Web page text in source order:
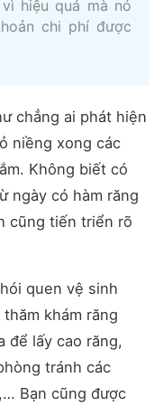
hiệu quả mà nó
chi phí được
chẳng ai phát hiện
niềng xong các
Không biết có
ngày có hàm răng
cũng tiến triển rõ
quen vệ sinh
khám răng
để lấy cao răng,
tránh các
Bạn cũng được